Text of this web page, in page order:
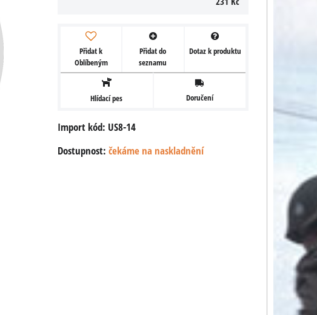
Přidat k
Oblíbeným
Přidat do
seznamu
Dotaz k produktu
Hlídací pes Doručení
Import kód: US8-14
Dostupnost: čekáme na naskladnění